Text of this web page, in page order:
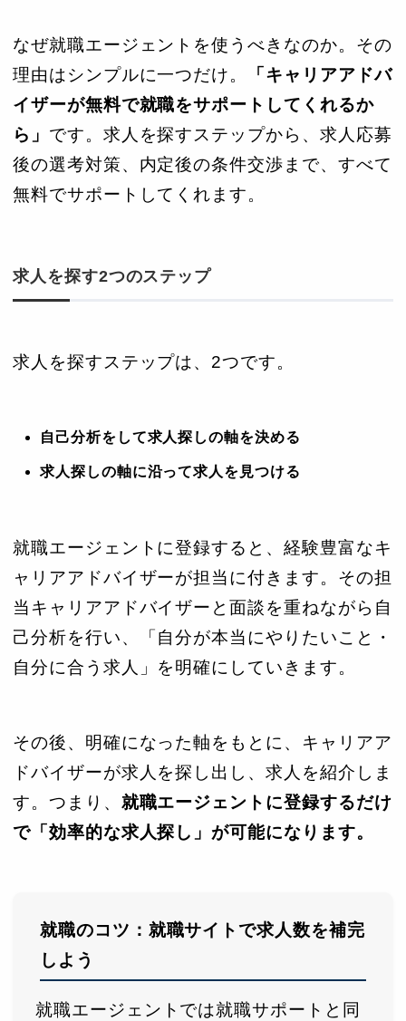
なぜ就職エージェントを使うべきなのか。その
理由はシンプルに一つだけ。
「キャリアアドバ
イザーが無料で就職をサポートしてくれるか
ら」 です。求人を探すステップから、求人応募
後の選考対策、内定後の条件交渉まで、すべて
無料でサポートしてくれます。
求人を探す2つのステップ
求人を探すステップは、2つです。
自己分析をして求人探しの軸を決める
求人探しの軸に沿って求人を見つける
就職エージェントに登録すると、経験豊富なキ
ャリアアドバイザーが担当に付きます。その担
当キャリアアドバイザーと面談を重ねながら自
己分析を行い、「自分が本当にやりたいこと・
自分に合う求人」を明確にしていきます。
その後、明確になった軸をもとに、キャリアア
ドバイザーが求人を探し出し、求人を紹介しま
す。つまり、 就職エージェントに登録するだけ
で「効率的な求人探し」が可能になります。
就職のコツ：就職サイトで求人数を補完
しよう
就職エージェントでは就職サポートと同